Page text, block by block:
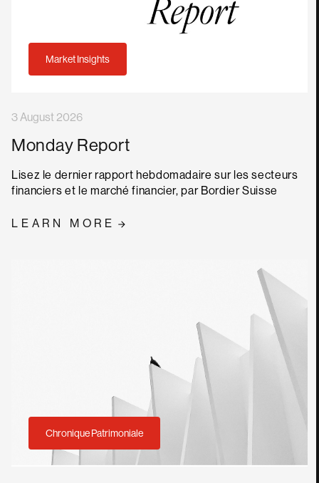
Market Insights
3 August 2026
Monday Report
Lisez le dernier rapport hebdomadaire sur les secteurs
financiers et le marché financier, par Bordier Suisse
LEARN MORE
Chronique Patrimoniale